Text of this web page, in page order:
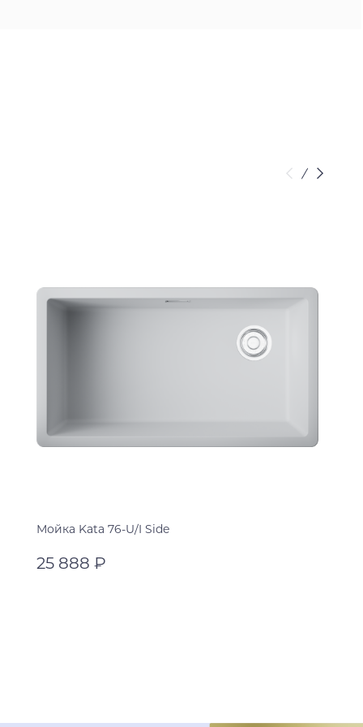
Мойка Kata 76-U/I Side
25 888 ₽